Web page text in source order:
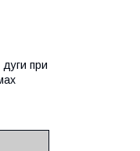
дуги при